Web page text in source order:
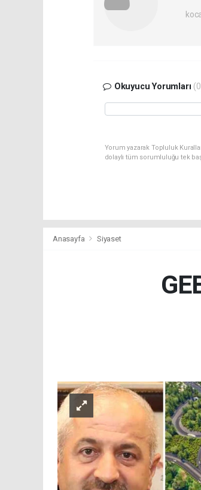
Okuyucu Yorumları
Yorum yazarak Topluluk
dolaylı tüm sorumluluğu tek
Anasayfa Siyaset